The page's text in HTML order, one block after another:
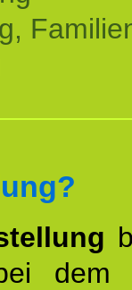
dem